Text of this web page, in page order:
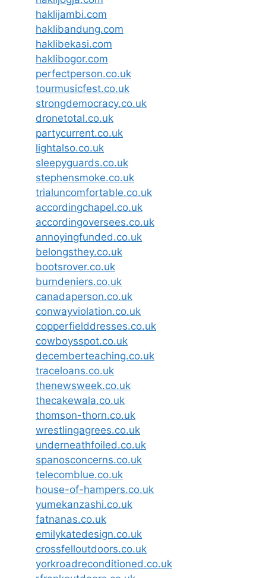
haklijambi.com
haklibandung.com
haklibekasi.com
haklibogor.com
perfectperson.co.uk
tourmusicfest.co.uk
strongdemocracy.co.uk
dronetotal.co.uk
partycurrent.co.uk
lightalso.co.uk
sleepyguards.co.uk
stephensmoke.co.uk
trialuncomfortable.co.uk
accordingchapel.co.uk
accordingoversees.co.uk
annoyingfunded.co.uk
belongsthey.co.uk
bootsrover.co.uk
burndeniers.co.uk
canadaperson.co.uk
conwayviolation.co.uk
copperfielddresses.co.uk
cowboysspot.co.uk
decemberteaching.co.uk
traceloans.co.uk
thenewsweek.co.uk
thecakewala.co.uk
thomson-thorn.co.uk
wrestlingagrees.co.uk
underneathfoiled.co.uk
spanosconcerns.co.uk
telecomblue.co.uk
house-of-hampers.co.uk
yumekanzashi.co.uk
fatnanas.co.uk
emilykatedesign.co.uk
crossfelloutdoors.co.uk
yorkroadreconditioned.co.uk